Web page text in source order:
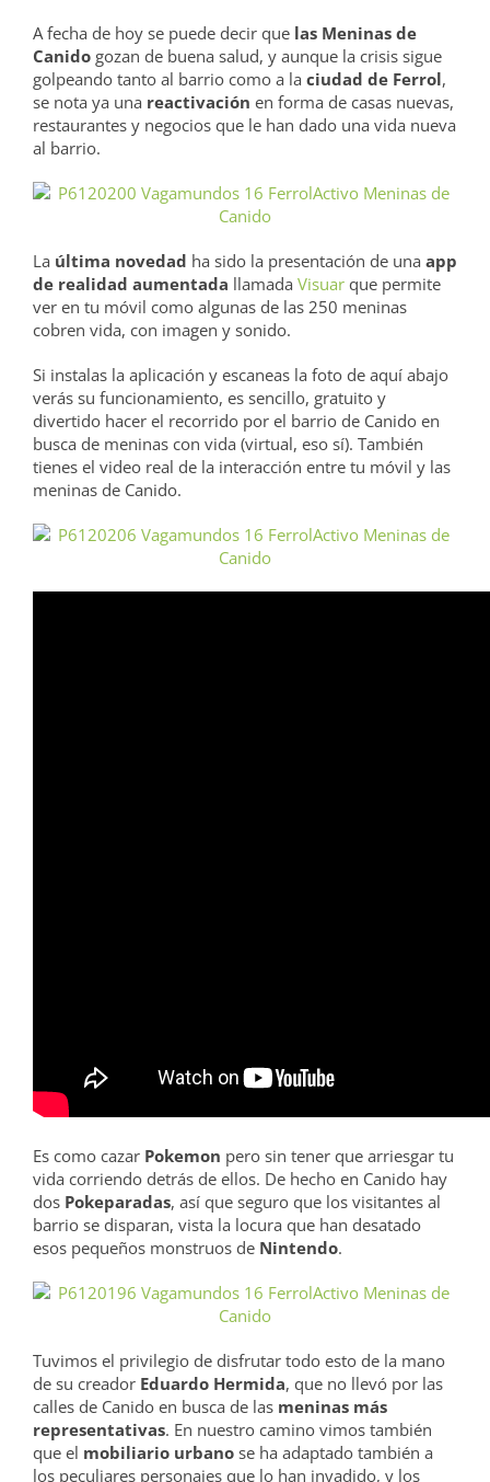
A fecha de hoy se puede decir que las Meninas de
Canido gozan de buena salud, y aunque la crisis sigue
golpeando tanto al barrio como a la ciudad de Ferrol,
se nota ya una reactivación en forma de casas nuevas,
restaurantes y negocios que le han dado una vida nueva
al barrio.
La última novedad ha sido la presentación de una app
de realidad aumentada llamada Visuar que permite
ver en tu móvil como algunas de las 250 meninas
cobren vida, con imagen y sonido.
Si instalas la aplicación y escaneas la foto de aquí abajo
verás su funcionamiento, es sencillo, gratuito y
divertido hacer el recorrido por el barrio de Canido en
busca de meninas con vida (virtual, eso sí). También
tienes el video real de la interacción entre tu móvil y las
meninas de Canido.
Es como cazar Pokemon pero sin tener que arriesgar tu
vida corriendo detrás de ellos. De hecho en Canido hay
dos Pokeparadas, así que seguro que los visitantes al
barrio se disparan, vista la locura que han desatado
esos pequeños monstruos de Nintendo.
Tuvimos el privilegio de disfrutar todo esto de la mano
de su creador Eduardo Hermida, que no llevó por las
calles de Canido en busca de las meninas más
representativas. En nuestro camino vimos también
que el mobiliario urbano se ha adaptado también a
los peculiares personajes que lo han invadido, y los